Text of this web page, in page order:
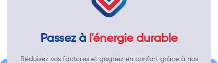
Passez à l'énergie durable
Réduisez vos factures et gagnez en confort grâce à nos